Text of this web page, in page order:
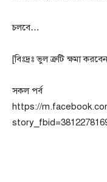
চলবে…
[বিঃদ্রঃ ভুল ত্রুটি ক্ষমা
সকল পর্ব
https://